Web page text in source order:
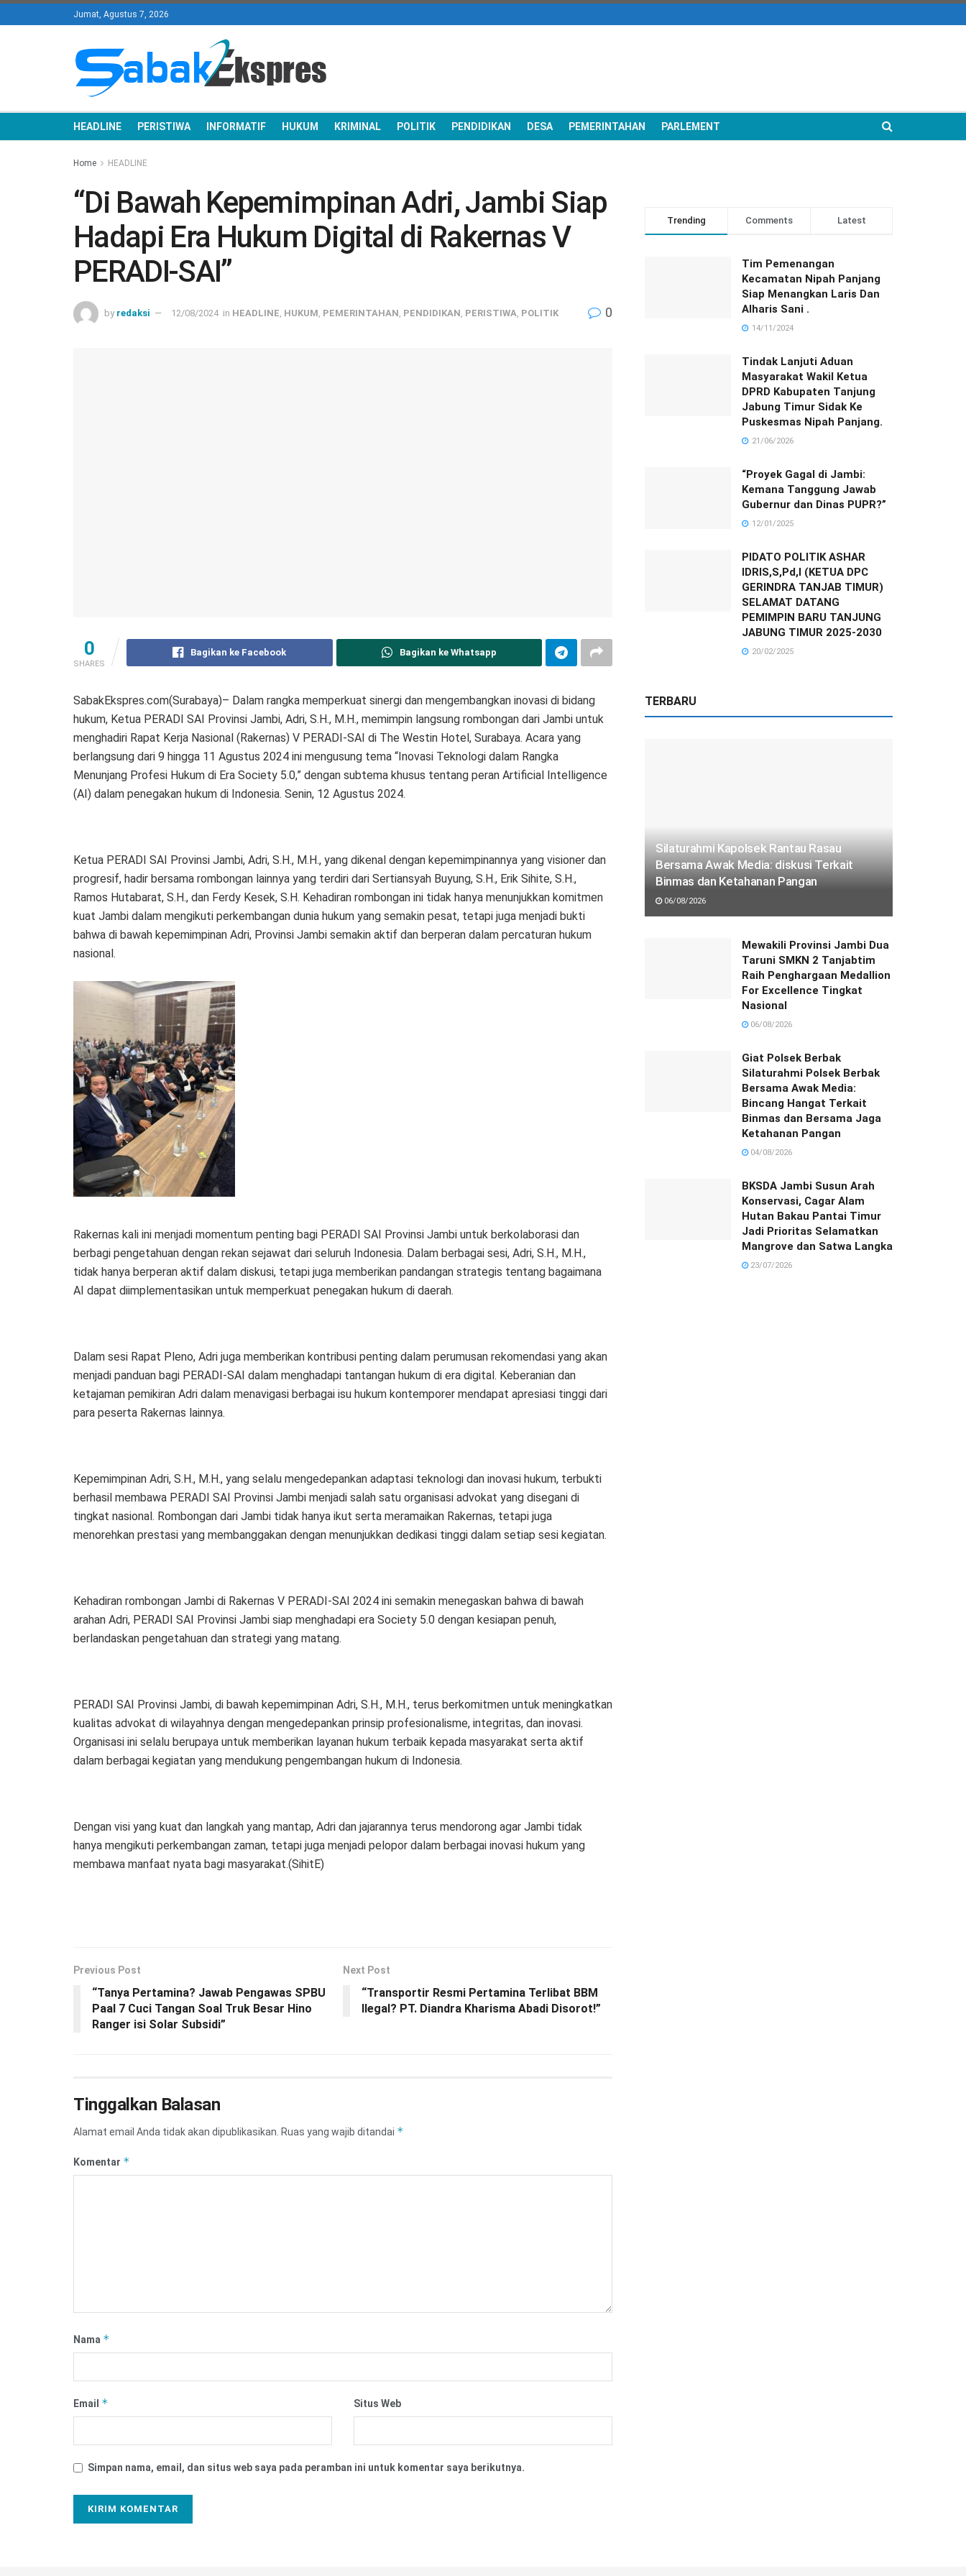
Jumat, Agustus 7, 2026
HEADLINE PERISTIWA INFORMATIF HUKUM KRIMINAL POLITIK PENDIDIKAN DESA PEMERINTAHAN PARLEMENT
Home HEADLINE
“Di Bawah Kepemimpinan Adri, Jambi Siap
Hadapi Era Hukum Digital di Rakernas V
PERADI-SAI”
by redaksi 12/08/2024 in HEADLINE HUKUM PEMERINTAHAN PENDIDIKAN PERISTIWA POLITIK 0
0
SHARES
Bagikan ke Facebook Bagikan ke Whatsapp
SabakEkspres.com(Surabaya)– Dalam rangka memperkuat sinergi dan mengembangkan inovasi di bidang
hukum, Ketua PERADI SAI Provinsi Jambi, Adri, S.H., M.H., memimpin langsung rombongan dari Jambi untuk
menghadiri Rapat Kerja Nasional (Rakernas) V PERADI-SAI di The Westin Hotel, Surabaya. Acara yang
berlangsung dari 9 hingga 11 Agustus 2024 ini mengusung tema “Inovasi Teknologi dalam Rangka
Menunjang Profesi Hukum di Era Society 5.0,” dengan subtema khusus tentang peran Artificial Intelligence
(AI) dalam penegakan hukum di Indonesia. Senin, 12 Agustus 2024.
Ketua PERADI SAI Provinsi Jambi, Adri, S.H., M.H., yang dikenal dengan kepemimpinannya yang visioner dan
progresif, hadir bersama rombongan lainnya yang terdiri dari Sertiansyah Buyung, S.H., Erik Sihite, S.H.,
Ramos Hutabarat, S.H., dan Ferdy Kesek, S.H. Kehadiran rombongan ini tidak hanya menunjukkan komitmen
kuat Jambi dalam mengikuti perkembangan dunia hukum yang semakin pesat, tetapi juga menjadi bukti
bahwa di bawah kepemimpinan Adri, Provinsi Jambi semakin aktif dan berperan dalam percaturan hukum
nasional.
Rakernas kali ini menjadi momentum penting bagi PERADI SAI Provinsi Jambi untuk berkolaborasi dan
berbagi pengetahuan dengan rekan sejawat dari seluruh Indonesia. Dalam berbagai sesi, Adri, S.H., M.H.,
tidak hanya berperan aktif dalam diskusi, tetapi juga memberikan pandangan strategis tentang bagaimana
AI dapat diimplementasikan untuk memperkuat penegakan hukum di daerah.
Dalam sesi Rapat Pleno, Adri juga memberikan kontribusi penting dalam perumusan rekomendasi yang akan
menjadi panduan bagi PERADI-SAI dalam menghadapi tantangan hukum di era digital. Keberanian dan
ketajaman pemikiran Adri dalam menavigasi berbagai isu hukum kontemporer mendapat apresiasi tinggi dari
para peserta Rakernas lainnya.
Kepemimpinan Adri, S.H., M.H., yang selalu mengedepankan adaptasi teknologi dan inovasi hukum, terbukti
berhasil membawa PERADI SAI Provinsi Jambi menjadi salah satu organisasi advokat yang disegani di
tingkat nasional. Rombongan dari Jambi tidak hanya ikut serta meramaikan Rakernas, tetapi juga
menorehkan prestasi yang membanggakan dengan menunjukkan dedikasi tinggi dalam setiap sesi kegiatan.
Kehadiran rombongan Jambi di Rakernas V PERADI-SAI 2024 ini semakin menegaskan bahwa di bawah
arahan Adri, PERADI SAI Provinsi Jambi siap menghadapi era Society 5.0 dengan kesiapan penuh,
berlandaskan pengetahuan dan strategi yang matang.
PERADI SAI Provinsi Jambi, di bawah kepemimpinan Adri, S.H., M.H., terus berkomitmen untuk meningkatkan
kualitas advokat di wilayahnya dengan mengedepankan prinsip profesionalisme, integritas, dan inovasi.
Organisasi ini selalu berupaya untuk memberikan layanan hukum terbaik kepada masyarakat serta aktif
dalam berbagai kegiatan yang mendukung pengembangan hukum di Indonesia.
Dengan visi yang kuat dan langkah yang mantap, Adri dan jajarannya terus mendorong agar Jambi tidak
hanya mengikuti perkembangan zaman, tetapi juga menjadi pelopor dalam berbagai inovasi hukum yang
membawa manfaat nyata bagi masyarakat.(SihitE)
Previous Post
“Tanya Pertamina? Jawab Pengawas SPBU
Paal 7 Cuci Tangan Soal Truk Besar Hino
Ranger isi Solar Subsidi”
Next Post
“Transportir Resmi Pertamina Terlibat BBM
Ilegal? PT. Diandra Kharisma Abadi Disorot!”
Tinggalkan Balasan
Alamat email Anda tidak akan dipublikasikan. Ruas yang wajib ditandai *
Komentar *
Nama *
Email * Situs Web
Simpan nama, email, dan situs web saya pada peramban ini untuk komentar saya berikutnya.
Trending Comments Latest
Tim Pemenangan
Kecamatan Nipah Panjang
Siap Menangkan Laris Dan
Alharis Sani .
14/11/2024
Tindak Lanjuti Aduan
Masyarakat Wakil Ketua
DPRD Kabupaten Tanjung
Jabung Timur Sidak Ke
Puskesmas Nipah Panjang.
21/06/2026
“Proyek Gagal di Jambi:
Kemana Tanggung Jawab
Gubernur dan Dinas PUPR?”
12/01/2025
PIDATO POLITIK ASHAR
IDRIS,S,Pd,I (KETUA DPC
GERINDRA TANJAB TIMUR)
SELAMAT DATANG
PEMIMPIN BARU TANJUNG
JABUNG TIMUR 2025-2030
20/02/2025
TERBARU
Silaturahmi Kapolsek Rantau Rasau
Bersama Awak Media: diskusi Terkait
Binmas dan Ketahanan Pangan
06/08/2026
Mewakili Provinsi Jambi Dua
Taruni SMKN 2 Tanjabtim
Raih Penghargaan Medallion
For Excellence Tingkat
Nasional
06/08/2026
Giat Polsek Berbak
Silaturahmi Polsek Berbak
Bersama Awak Media:
Bincang Hangat Terkait
Binmas dan Bersama Jaga
Ketahanan Pangan
04/08/2026
BKSDA Jambi Susun Arah
Konservasi, Cagar Alam
Hutan Bakau Pantai Timur
Jadi Prioritas Selamatkan
Mangrove dan Satwa Langka
23/07/2026